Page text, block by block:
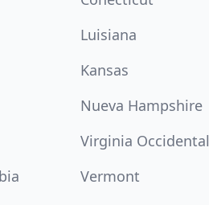
Luisiana
Kansas
Nueva Hampshire
Virginia Occidental
Vermont